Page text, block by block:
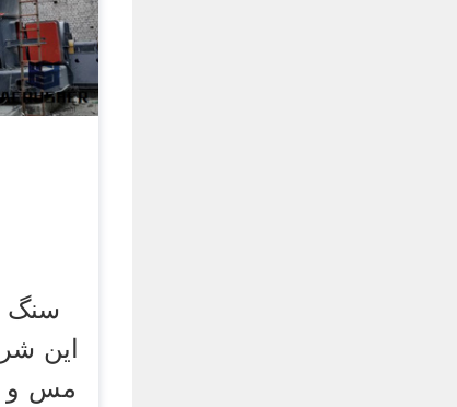
سنگ
این
مس و